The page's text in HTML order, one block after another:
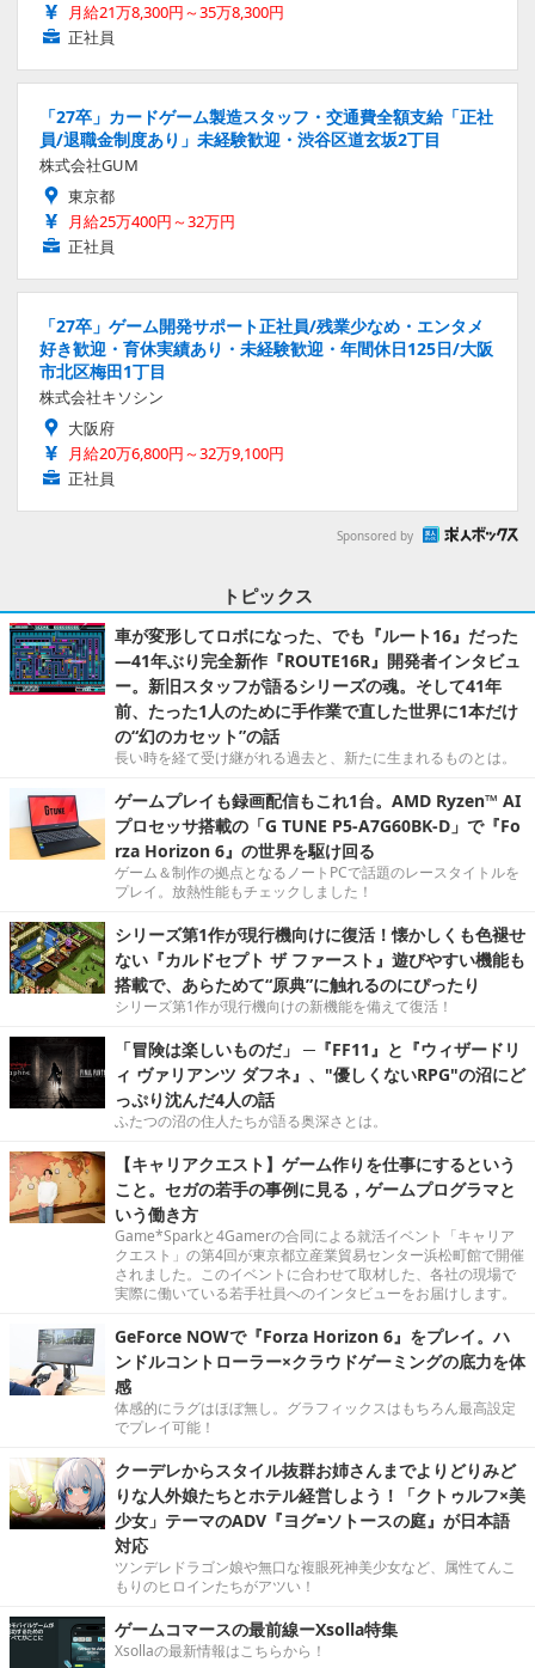
月給21万8,300円～35万8,300円
正社員
「27卒」カードゲーム製造スタッフ・交通費全額支給「正社
員/退職金制度あり」未経験歓迎・渋谷区道玄坂2丁目
株式会社GUM
東京都
月給25万400円～32万円
正社員
「27卒」ゲーム開発サポート正社員/残業少なめ・エンタメ
好き歓迎・育休実績あり・未経験歓迎・年間休日125日/大阪
市北区梅田1丁目
株式会社キソシン
大阪府
月給20万6,800円～32万9,100円
正社員
Sponsored by
トピックス
車が変形してロボになった、でも『ルート16』だった
―41年ぶり完全新作『ROUTE16R』開発者インタビュ
ー。新旧スタッフが語るシリーズの魂。そして41年
前、たった1人のために手作業で直した世界に1本だけ
の“幻のカセット”の話
長い時を経て受け継がれる過去と、新たに生まれるものとは。
ゲームプレイも録画配信もこれ1台。AMD Ryzen™ AI
プロセッサ搭載の「G TUNE P5-A7G60BK-D」で『Fo
rza Horizon 6』の世界を駆け回る
ゲーム＆制作の拠点となるノートPCで話題のレースタイトルを
プレイ。放熱性能もチェックしました！
シリーズ第1作が現行機向けに復活！懐かしくも色褪せ
ない『カルドセプト ザ ファースト』遊びやすい機能も
搭載で、あらためて“原典”に触れるのにぴったり
シリーズ第1作が現行機向けの新機能を備えて復活！
「冒険は楽しいものだ」 ─『FF11』と『ウィザードリ
ィ ヴァリアンツ ダフネ』、"優しくないRPG"の沼にど
っぷり沈んだ4人の話
ふたつの沼の住人たちが語る奥深さとは。
【キャリアクエスト】ゲーム作りを仕事にするという
こと。セガの若手の事例に見る，ゲームプログラマと
いう働き方
Game*Sparkと4Gamerの合同による就活イベント「キャリア
クエスト」の第4回が東京都立産業貿易センター浜松町館で開催
されました。このイベントに合わせて取材した、各社の現場で
実際に働いている若手社員へのインタビューをお届けします。
GeForce NOWで『Forza Horizon 6』をプレイ。ハ
ンドルコントローラー×クラウドゲーミングの底力を体
感
体感的にラグはほぼ無し。グラフィックスはもちろん最高設定
でプレイ可能！
クーデレからスタイル抜群お姉さんまでよりどりみど
りな人外娘たちとホテル経営しよう！「クトゥルフ×美
少女」テーマのADV『ヨグ=ソトースの庭』が日本語
対応
ツンデレドラゴン娘や無口な複眼死神美少女など、属性てんこ
もりのヒロインたちがアツい！
ゲームコマースの最前線ーXsolla特集
Xsollaの最新情報はこちらから！